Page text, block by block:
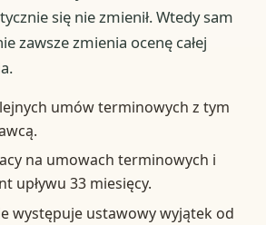
się nie zmienił. Wtedy sam
zawsze zmienia ocenę całej
umów terminowych z tym
na umowach terminowych i
upływu 33 miesięcy.
występuje ustawowy wyjątek od